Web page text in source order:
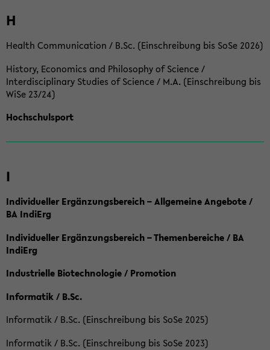
H
Health Communication / B.Sc. (Einschreibung bis SoSe 2026)
History, Economics and Philosophy of Science /
Interdisciplinary Studies of Science / M.A. (Einschreibung bis
WiSe 23/24)
Hochschulsport
I
Individueller Ergänzungsbereich – Allgemeine Angebote /
BA IndiErg
Individueller Ergänzungsbereich – Themenbereiche / BA
IndiErg
Industrielle Biotechnologie / Promotion
Informatik / B.Sc.
Informatik / B.Sc. (Einschreibung bis SoSe 2025)
Informatik / B.Sc. (Einschreibung bis SoSe 2023)